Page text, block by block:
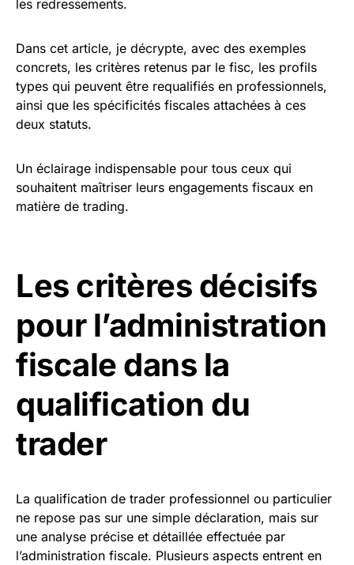
les redressements.
Dans cet article, je décrypte, avec des exemples
concrets, les critères retenus par le fisc, les profils
types qui peuvent être requalifiés en professionnels,
ainsi que les spécificités fiscales attachées à ces
deux statuts.
Un éclairage indispensable pour tous ceux qui
souhaitent maîtriser leurs engagements fiscaux en
matière de trading.
Les critères décisifs
pour l’administration
fiscale dans la
qualification du
trader
La qualification de trader professionnel ou particulier
ne repose pas sur une simple déclaration, mais sur
une analyse précise et détaillée effectuée par
l’administration fiscale. Plusieurs aspects entrent en